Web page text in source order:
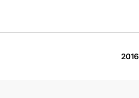
2016